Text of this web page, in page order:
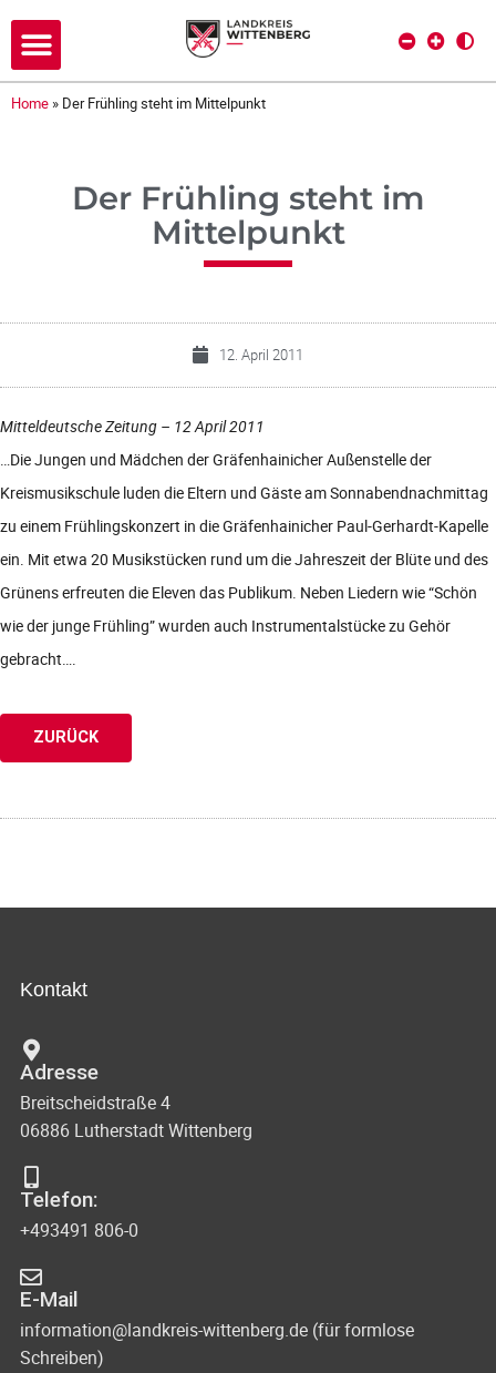
Home » Der Frühling steht im Mittelpunkt
Der Frühling steht im
Mittelpunkt
12. April 2011
Mitteldeutsche Zeitung – 12 April 2011
…Die Jungen und Mädchen der Gräfenhainicher Außenstelle der
Kreismusikschule luden die Eltern und Gäste am Sonnabendnachmittag
zu einem Frühlingskonzert in die Gräfenhainicher Paul-Gerhardt-Kapelle
ein. Mit etwa 20 Musikstücken rund um die Jahreszeit der Blüte und des
Grünens erfreuten die Eleven das Publikum. Neben Liedern wie “Schön
wie der junge Frühling” wurden auch Instrumentalstücke zu Gehör
gebracht….
ZURÜCK
Kontakt
Adresse
Breitscheidstraße 4
06886 Lutherstadt Wittenberg
Telefon:
+493491 806-0
E-Mail
information@landkreis-wittenberg.de (für formlose
Schreiben)